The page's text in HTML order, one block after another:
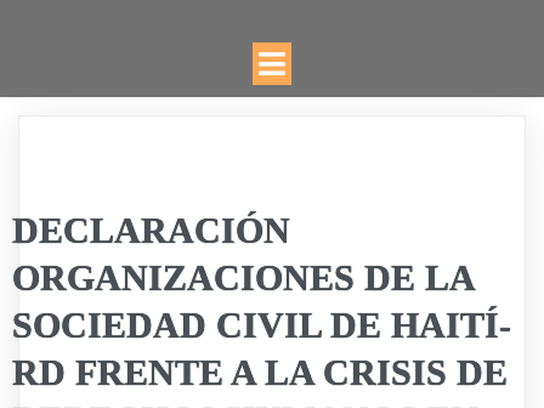
DECLARACIÓN
ORGANIZACIONES DE LA
SOCIEDAD CIVIL DE HAITÍ-
RD FRENTE A LA CRISIS DE